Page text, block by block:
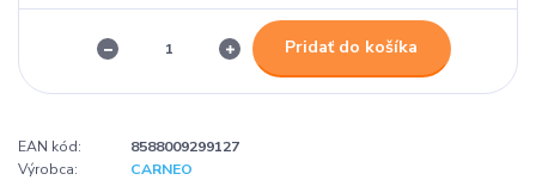
Pridať do košíka
EAN kód:
8588009299127
Výrobca:
CARNEO